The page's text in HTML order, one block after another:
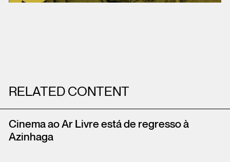
RELATED CONTENT
Cinema ao Ar Livre está de regresso à
Azinhaga